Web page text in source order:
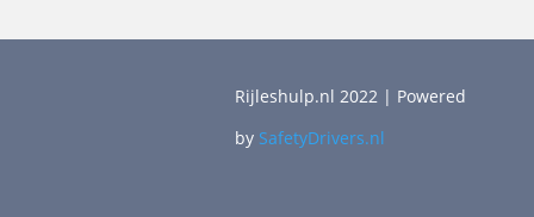
Rijleshulp.nl 2022 | Powered
by SafetyDrivers.nl